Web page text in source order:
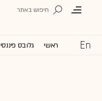
ראשי גלובס פיננסי